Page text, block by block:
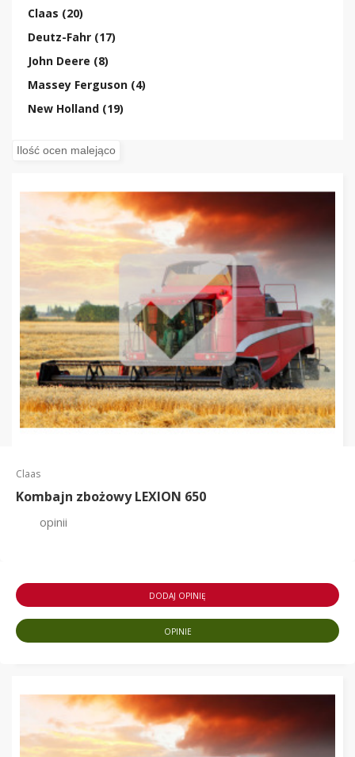
Claas (20)
Deutz-Fahr (17)
John Deere (8)
Massey Ferguson (4)
New Holland (19)
Claas
Kombajn zbożowy LEXION 650
opinii
DODAJ OPINIĘ
OPINIE